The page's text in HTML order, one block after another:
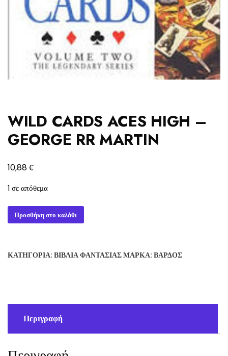
WILD CARDS ACES HIGH –
GEORGE RR MARTIN
10,88€
1 σε απόθεμα
WILD
CARDS
-
Προσθήκη στο καλάθι
ΚΑΤΗΓΟΡΊΑ: ΒΙΒΛΊΑ ΦΑΝΤΑΣΊΑΣΜΆΡΚΑ: ΒΆΡΔΟΣ
Περιγραφή